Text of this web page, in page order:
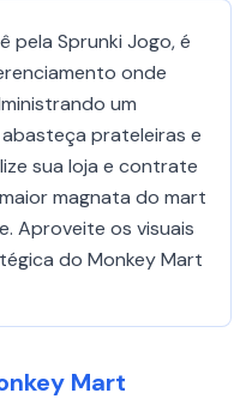
pela Sprunki Jogo, é
onde
um
prateleiras e
sua loja e contrate
magnata do mart
Aproveite os visuais
do Monkey Mart
Mart